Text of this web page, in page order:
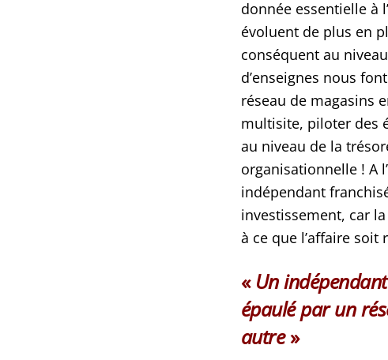
donnée essentielle à
évoluent de plus en
conséquent au
d’enseignes nous
réseau de magasins
multisite, piloter des
au niveau de la
organisationnelle ! A
indépendant
investissement, car
à ce que l’affaire soit
« Un
épaulé par un
autre»